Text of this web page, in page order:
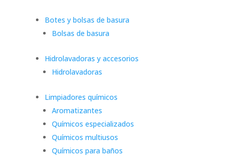
Botes y bolsas de basura
Bolsas de basura
Hidrolavadoras y accesorios
Hidrolavadoras
Limpiadores químicos
Aromatizantes
Químicos especializados
Químicos multiusos
Químicos para baños